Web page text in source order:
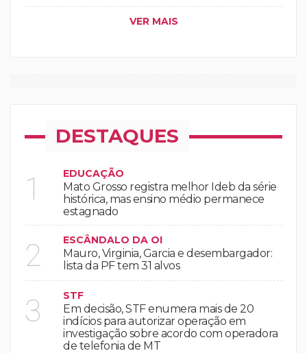
VER MAIS
DESTAQUES
1 EDUCAÇÃO
Mato Grosso registra melhor Ideb da série
histórica, mas ensino médio permanece
estagnado
2 ESCÂNDALO DA OI
Mauro, Virginia, Garcia e desembargador:
lista da PF tem 31 alvos
3 STF
Em decisão, STF enumera mais de 20
indícios para autorizar operação em
investigação sobre acordo com operadora
de telefonia de MT